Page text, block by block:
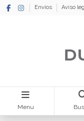
Envíos Aviso
Menu